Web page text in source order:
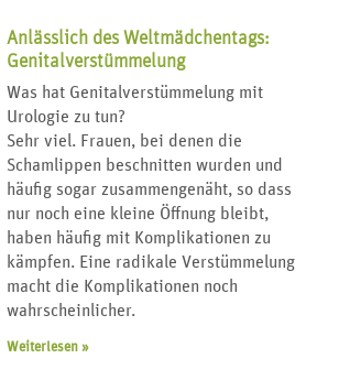
Anlässlich des Weltmädchentags:
Genitalverstümmelung
Was hat Genitalverstümmelung mit
Urologie zu tun?
Sehr viel. Frauen, bei denen die
Schamlippen beschnitten wurden und
häufig sogar zusammengenäht, so dass
nur noch eine kleine Öffnung bleibt,
haben häufig mit Komplikationen zu
kämpfen. Eine radikale Verstümmelung
macht die Komplikationen noch
wahrscheinlicher.
Weiterlesen »